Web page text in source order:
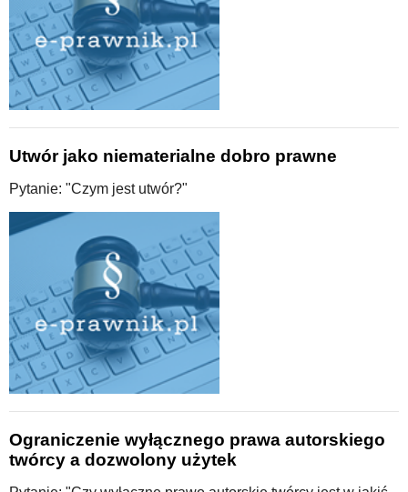
Utwór jako niematerialne dobro prawne
Pytanie: "Czym jest utwór?"
Ograniczenie wyłącznego prawa autorskiego
twórcy a dozwolony użytek